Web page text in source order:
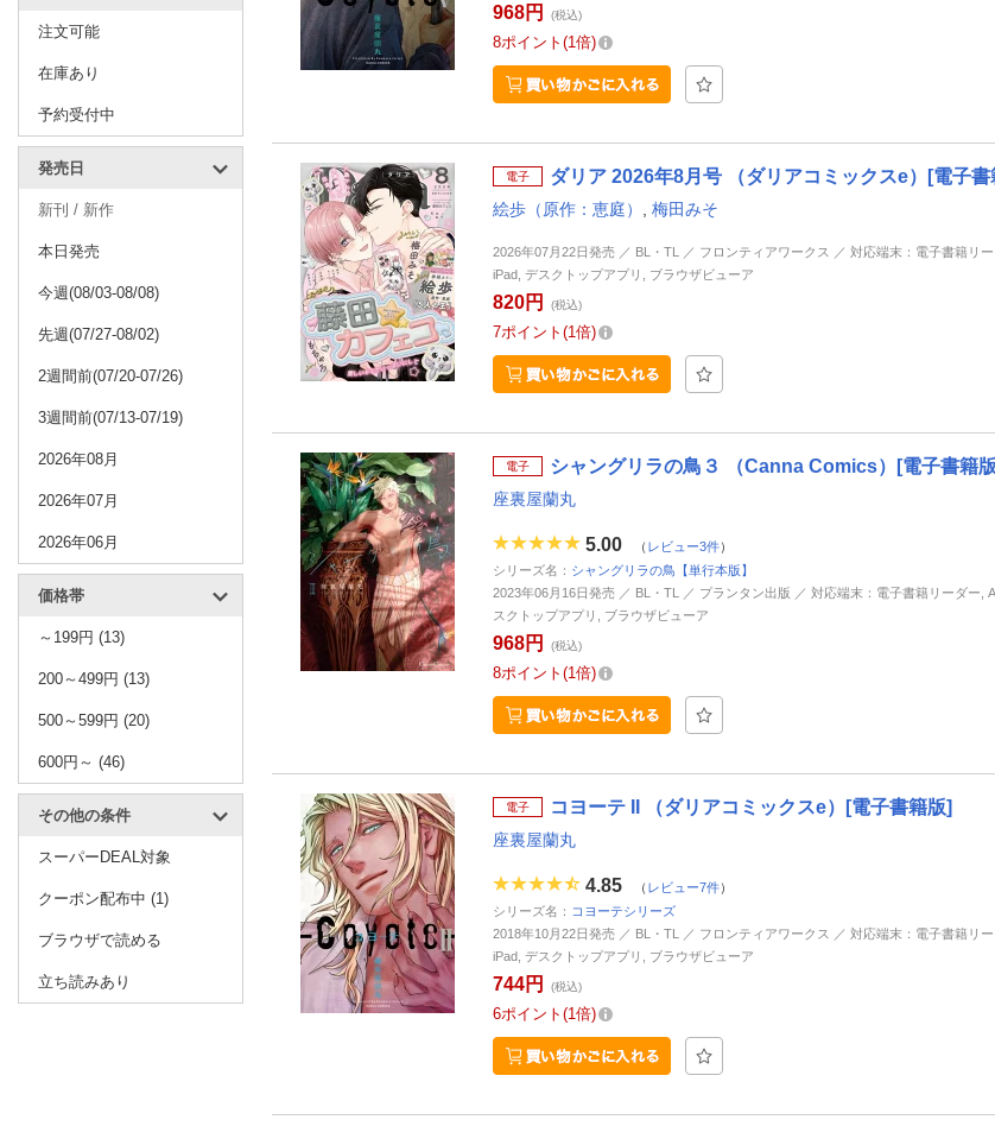
注文可能
在庫あり
予約受付中
発売日
新刊 / 新作
本日発売
今週(08/03-08/08)
先週(07/27-08/02)
2週間前(07/20-07/26)
3週間前(07/13-07/19)
2026年08月
2026年07月
2026年06月
価格帯
～199円 (13)
200～499円 (13)
500～599円 (20)
600円～ (46)
その他の条件
スーパーDEAL対象
クーポン配布中 (1)
ブラウザで読める
立ち読みあり
968円 (税込)
8ポイント 1倍
電子 ダリア 2026年8月号 （ダリアコミックスe）[電子書
絵歩（原作：恵庭） 梅田みそ
2026年07月22日発売 ／ BL・TL ／ フロンティアワークス ／ 対応端末：電子書籍リー
iPad, デスクトップアプリ, ブラウザビューア
820円 (税込)
7ポイント 1倍
電子 シャングリラの鳥３ （Canna Comics）[電子書籍
座裏屋蘭丸
5.00 （ レビュー3件）
シリーズ名： シャングリラの鳥【単行本版】
2023年06月16日発売 ／ BL・TL ／ プランタン出版 ／ 対応端末：電子書籍リーダー,
スクトップアプリ, ブラウザビューア
968円 (税込)
8ポイント 1倍
電子 コヨーテ II （ダリアコミックスe）[電子書籍版]
座裏屋蘭丸
4.85 （ レビュー7件）
シリーズ名： コヨーテシリーズ
2018年10月22日発売 ／ BL・TL ／ フロンティアワークス ／ 対応端末：電子書籍リー
iPad, デスクトップアプリ, ブラウザビューア
744円 (税込)
6ポイント 1倍